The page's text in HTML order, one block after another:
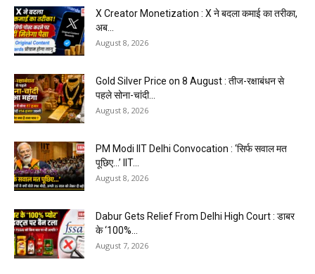
X Creator Monetization : X ने बदला कमाई का तरीका,
अब...
August 8, 2026
Gold Silver Price on 8 August : तीज-रक्षाबंधन से
पहले सोना-चांदी...
August 8, 2026
PM Modi IIT Delhi Convocation : ‘सिर्फ सवाल मत
पूछिए…’ IIT...
August 8, 2026
Dabur Gets Relief From Delhi High Court : डाबर
के ‘100%...
August 7, 2026